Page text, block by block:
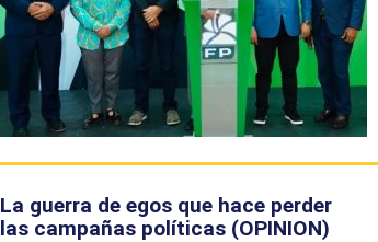
La guerra de egos que hace perder
las campañas políticas (OPINION)